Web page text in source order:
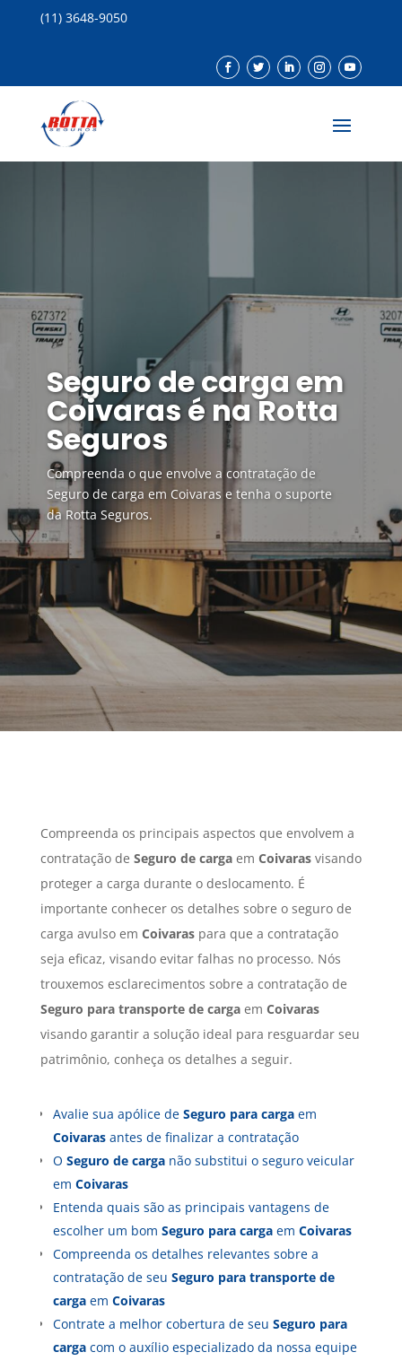
(11) 3648-9050
Seguro de carga em
Coivaras é na Rotta
Seguros
Compreenda o que envolve a contratação de
Seguro de carga em Coivaras e tenha o suporte
da Rotta Seguros.
Compreenda os principais aspectos que envolvem a
contratação de Seguro de cargaem Coivarasvisando
proteger a carga durante o deslocamento. É
importante conhecer os detalhes sobre o seguro de
carga avulso em Coivaraspara que a contratação
seja eficaz, visando evitar falhas no processo. Nós
trouxemos esclarecimentos sobre a contratação de
Seguro para transporte de cargaem Coivaras
visando garantir a solução ideal para resguardar seu
patrimônio, conheça os detalhes a seguir.
Avalie sua apólice de Seguro para cargaem
Coivarasantes de finalizar a contratação
O Seguro de carganão substitui o seguro veicular
em Coivaras
Entenda quais são as principais vantagens de
escolher um bom Seguro para cargaem Coivaras
Compreenda os detalhes relevantes sobre a
contratação de seu Seguro para transporte de
cargaem Coivaras
Contrate a melhor cobertura de seu Seguro para
cargacom o auxílio especializado da nossa equipe